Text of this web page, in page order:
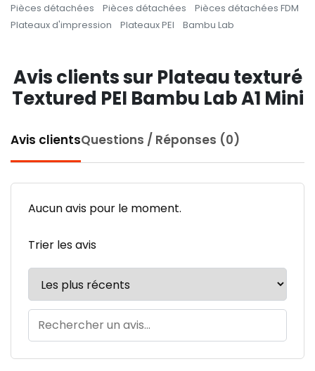
Pièces détachées
Pièces détachées
Pièces détachées FDM
Plateaux d'impression
Plateaux PEI Bambu Lab
Avis clients sur Plateau texturé
Textured PEI Bambu Lab A1 Mini
Avis clientsQuestions / Réponses (0)
Aucun avis pour le moment.
Trier les avis